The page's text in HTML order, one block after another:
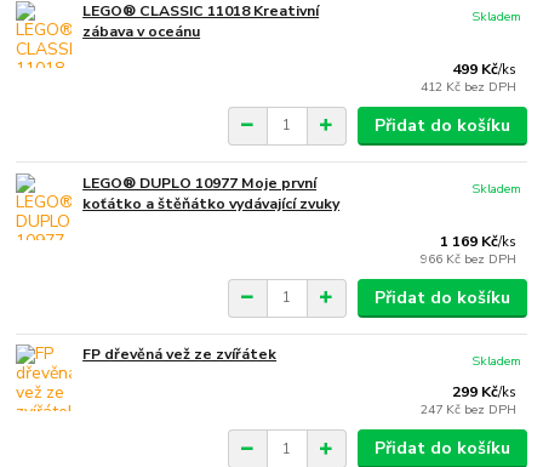
LEGO® CLASSIC 11018 Kreativní
zábava v oceánu
499 Kč/ks
412 Kč bez DPH
Skladem
Přidat do košíku
LEGO® DUPLO 10977 Moje první
koťátko a štěňátko vydávající zvuky
1 169 Kč/ks
966 Kč bez DPH
Skladem
Přidat do košíku
FP dřevěná vež ze zvířátek
299 Kč/ks
247 Kč bez DPH
Skladem
Přidat do košíku